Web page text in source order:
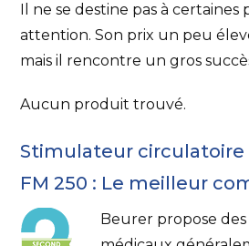
Il ne se destine pas à certaines
attention. Son prix un peu
mais il rencontre un gros
Aucun produit trouvé.
Stimulateur circulatoire
FM 250 : Le meilleur
Beurer propose des